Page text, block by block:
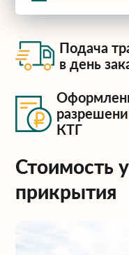
Подача
в день
КТГ
Стоимость
прикрытия